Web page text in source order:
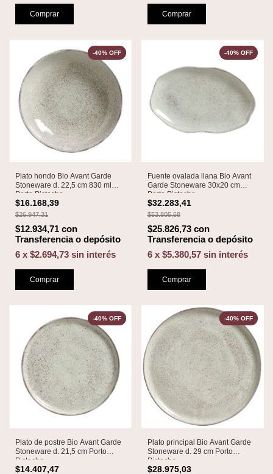
Comprar Comprar
Plato hondo Bio Avant Garde
Stoneware d. 22,5 cm 830 ml
Porto Pistache
$16.168,39
-40% OFF
$26.947,31
$12.934,71 con
Transferencia o depósito
6 x $2.694,73 sin interés
Comprar
Fuente ovalada llana Bio Avant
Garde Stoneware 30x20 cm
Porto Pistache
$32.283,41
-40% OFF
$53.805,68
$25.826,73 con
Transferencia o depósito
6 x $5.380,57 sin interés
Comprar
Plato de postre Bio Avant Garde
Stoneware d. 21,5 cm Porto
Pistache
$14.407,47
-40% OFF
Plato principal Bio Avant Garde
Stoneware d. 29 cm Porto
Pistache
$28.975,03
-40% OFF